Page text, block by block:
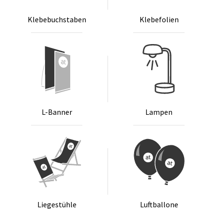
Kle­be­buch­sta­ben Kle­be­fo­li­en
L-Ban­ner Lam­pen
Lie­ge­stüh­le Luft­bal­lo­ne